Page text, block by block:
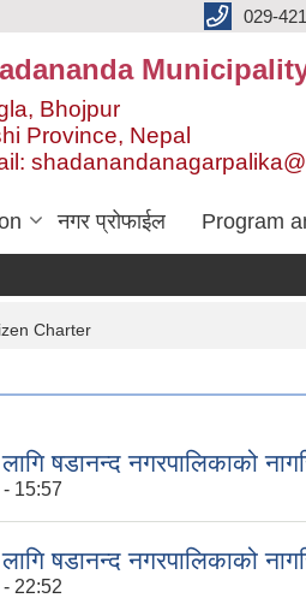
029-
Bhojpur
Province, Nepal
नगर प्रोफाईल Program
Charter
षडानन्द नगरपालिकाको
15:57
षडानन्द नगरपालिकाको
22:52